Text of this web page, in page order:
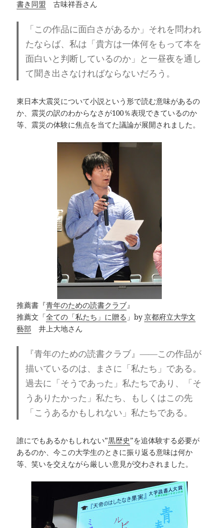
書き同盟 古味祥吾さん
「この作品に面白さがあるか」それを問われ
たならば、私は「貴方は一体何をもって本を
面白いと判断しているのか」と一昼夜を通し
て聞き出さなければならないだろう。
東日本大震災について小説という形で読む意味があるの
か、震災の訳のわからなさが100％表現できているのか
等、震災の体験に焦点を当てた議論が展開されました。
推薦書『青年のための読書クラブ 』
推薦文「全ての「私たち」に贈る 」by京都府立大学文
藝部 井上大地さん
『青年のための読書クラブ』――この作品が
描いているのは、まさに「私たち」である。
過去に「そうであった」私たちであり、「そ
うありたかった」私たち、もしくはこの先
「こうあるかもしれない」私たちである。
誰にでもあるかもしれない”黒歴史”を追体験する必要が
あるのか、今この大学生のときに振り返る意味は何か
等、笑いを交えながら厳しい意見が交わされました。